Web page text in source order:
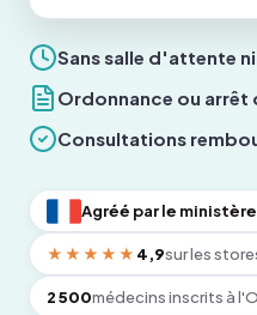
Sans salle d'attente
Ordonnance ou arrêt
Consultations
Agréé par le
★★★★★ 4,9sur les
2 500médecins inscrits à